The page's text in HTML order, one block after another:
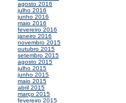
agosto 2016
julho 2016
junho 2016
maio 2016
fevereiro 2016
janeiro 2016
novembro 2015
outubro 2015
setembro 2015
agosto 2015
julho 2015
junho 2015
maio 2015
abril 2015
março 2015
fevereiro 2015